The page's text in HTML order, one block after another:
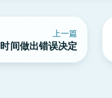
上一篇
间做出错误决定